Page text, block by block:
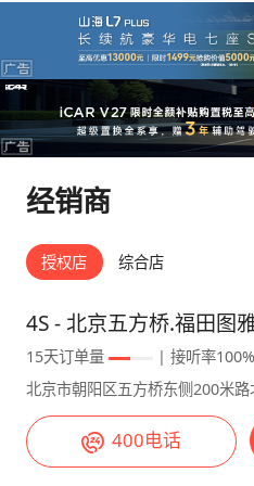
经销商
授权店 综合店
4S - 北京五方桥.福田图
15天订单量
| 接听率100%
北京市朝阳区五方桥东侧200米路
400电话